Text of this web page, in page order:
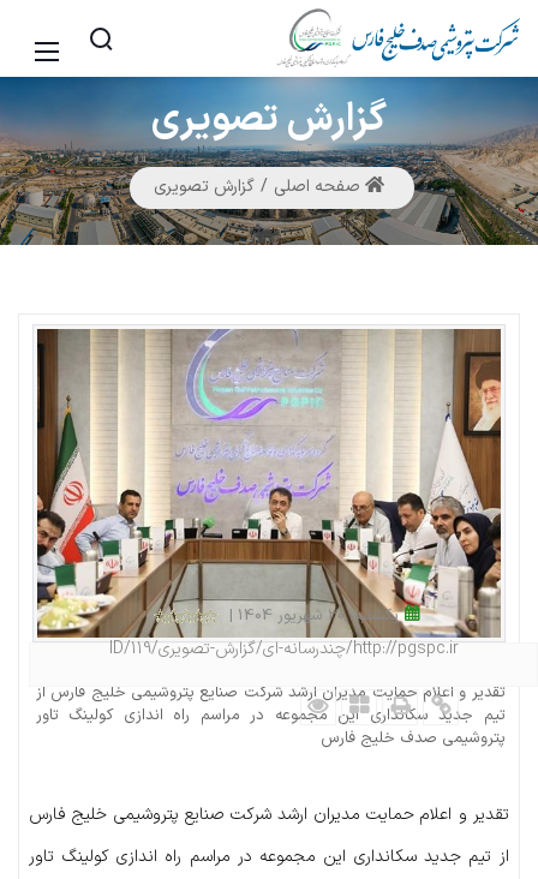
گزارشتصویری
صفحه اصلی گزارش تصویری
صدف خلیج فارس در مسیر شکوفایی
تقدیر و اعلام حمایت مدیران ارشد شرکت صنایع پتروشیمی خلیج فارس از
تیم جدید سکانداری این مجموعه در مراسم راه اندازی کولینگ تاور
پتروشیمی صدف خلیج فارس
یکشنبه، 30 شهریور 1404 |
http://pgspc.ir/چندرسانه-ای/گزارش-تصویری/ID/119
تقدیر و اعلام حمایت مدیران ارشد شرکت صنایع پتروشیمی خلیج فارس
از تیم جدید سکانداری این مجموعه در مراسم راه اندازی کولینگ تاور